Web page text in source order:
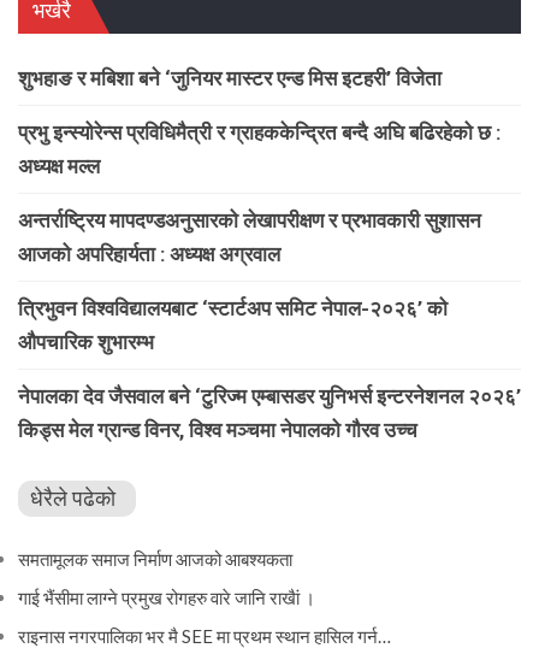
भर्खरै
शुभहाङ र मबिशा बने ‘जुनियर मास्टर एन्ड मिस इटहरी’ विजेता
प्रभु इन्स्योरेन्स प्रविधिमैत्री र ग्राहककेन्द्रित बन्दै अघि बढिरहेको छ :
अध्यक्ष मल्ल
अन्तर्राष्ट्रिय मापदण्डअनुसारको लेखापरीक्षण र प्रभावकारी सुशासन
आजको अपरिहार्यता : अध्यक्ष अग्रवाल
त्रिभुवन विश्वविद्यालयबाट ‘स्टार्टअप समिट नेपाल-२०२६’ को
औपचारिक शुभारम्भ
नेपालका देव जैसवाल बने ‘टुरिज्म एम्बासडर युनिभर्स इन्टरनेशनल २०२६’
किड्स मेल ग्रान्ड विनर, विश्व मञ्चमा नेपालको गौरव उच्च
धेरैले पढेको
समतामूलक समाज निर्माण आजको आबश्यकता
गाई भैंसीमा लाग्ने प्रमुख रोगहरु वारे जानि राखैां ।
राइनास नगरपालिका भर मै SEE मा प्रथम स्थान हासिल गर्न…